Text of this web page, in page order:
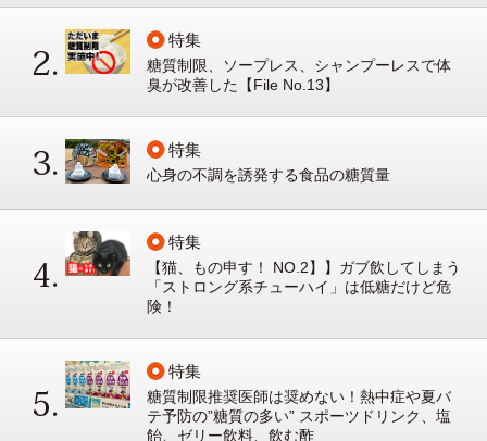
特集
糖質制限、ソープレス、シャンプーレスで体
臭が改善した【File No.13】
特集
心身の不調を誘発する食品の糖質量
特集
【猫、もの申す！ NO.2】】ガブ飲してしまう
「ストロング系チューハイ」は低糖だけど危
険！
特集
糖質制限推奨医師は奨めない！熱中症や夏バ
テ予防の”糖質の多い” スポーツドリンク、塩
飴、ゼリー飲料、飲む酢